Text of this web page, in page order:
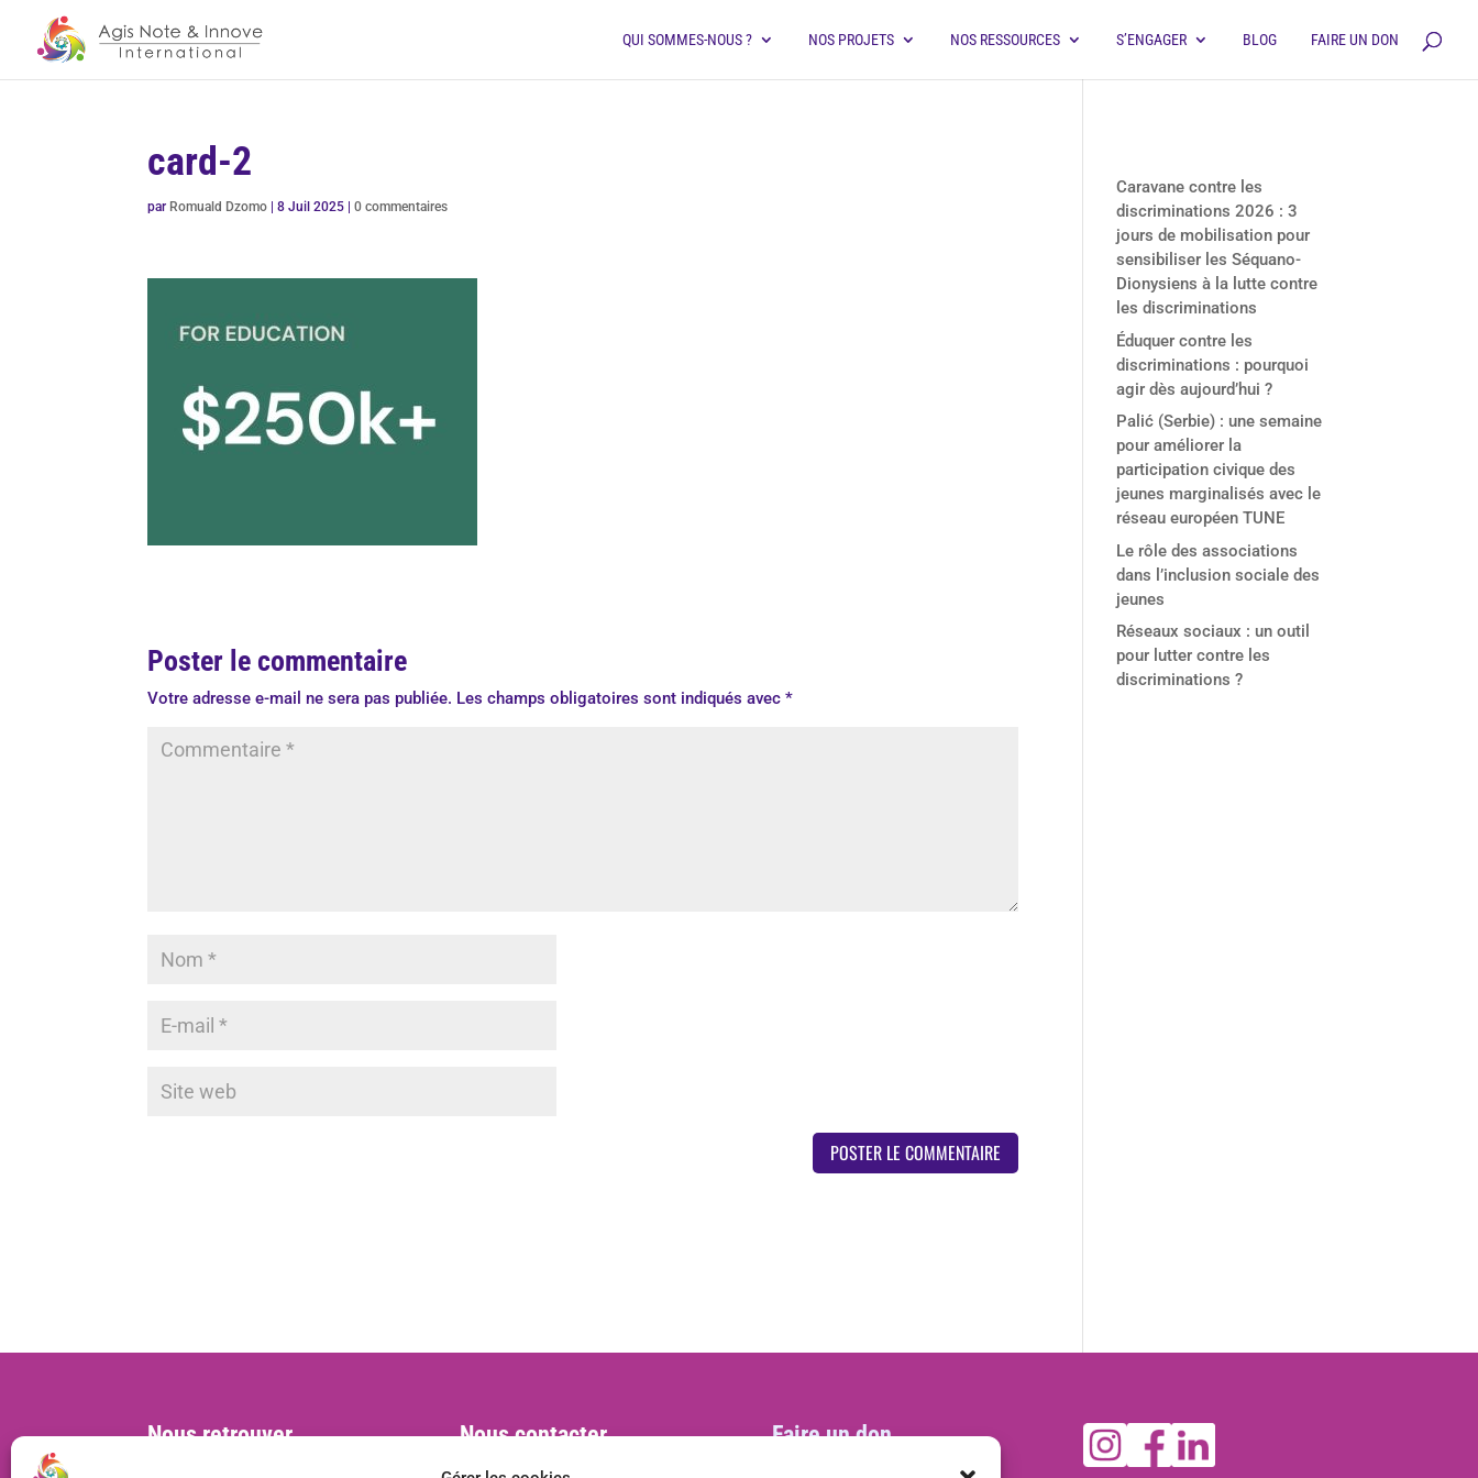
QUI SOMMES-NOUS ? NOS PROJETS NOS RESSOURCES S’ENGAGER BLOG FAIRE UN DON
card-2
par Romuald Dzomo |8 Juil 2025 |0 commentaires
Poster le commentaire
Votre adresse e-mail ne sera pas publiée. Les champs obligatoires sont indiqués avec*
Caravane contre les
discriminations 2026 : 3
jours de mobilisation pour
sensibiliser les Séquano-
Dionysiens à la lutte contre
les discriminations
Éduquer contre les
discriminations : pourquoi
agir dès aujourd’hui ?
Palić (Serbie) : une semaine
pour améliorer la
participation civique des
jeunes marginalisés avec le
réseau européen TUNE
Le rôle des associations
dans l’inclusion sociale des
jeunes
Réseaux sociaux : un outil
pour lutter contre les
discriminations ?
Nous retrouver Nous contacter
contact@ani-international.org
Faire un don